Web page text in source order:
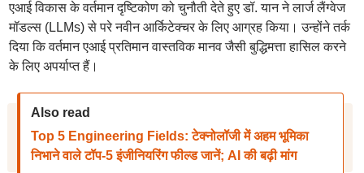
एआई विकास के वर्तमान दृष्टिकोण को चुनौती देते हुए डॉ. यान ने लार्ज लैंग्वेज
मॉडल्स (LLMs) से परे नवीन आर्किटेक्चर के लिए आग्रह किया। उन्होंने तर्क
दिया कि वर्तमान एआई प्रतिमान वास्तविक मानव जैसी बुद्धिमत्ता हासिल करने
के लिए अपर्याप्त हैं।
Also read
Top 5 Engineering Fields: टेक्नोलॉजी में अहम भूमिका
निभाने वाले टॉप-5 इंजीनियरिंग फील्ड जानें; AI की बढ़ी मांग